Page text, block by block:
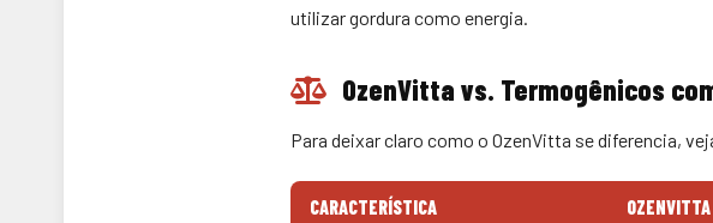
utilizar gordura como energia.
OzenVitta vs. Termogênicos
Para deixar claro como o OzenVitta se diferencia,
CARACTERÍSTICA OZENVITTA